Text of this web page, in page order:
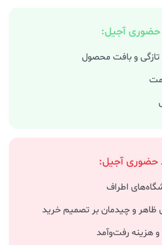
حضوری آجیل:
تازگی و بافت محصول
حضوری آجیل:
اطراف
ظاهر و چیدمان بر تصمیم خرید
هزینه رفت‌وآمد